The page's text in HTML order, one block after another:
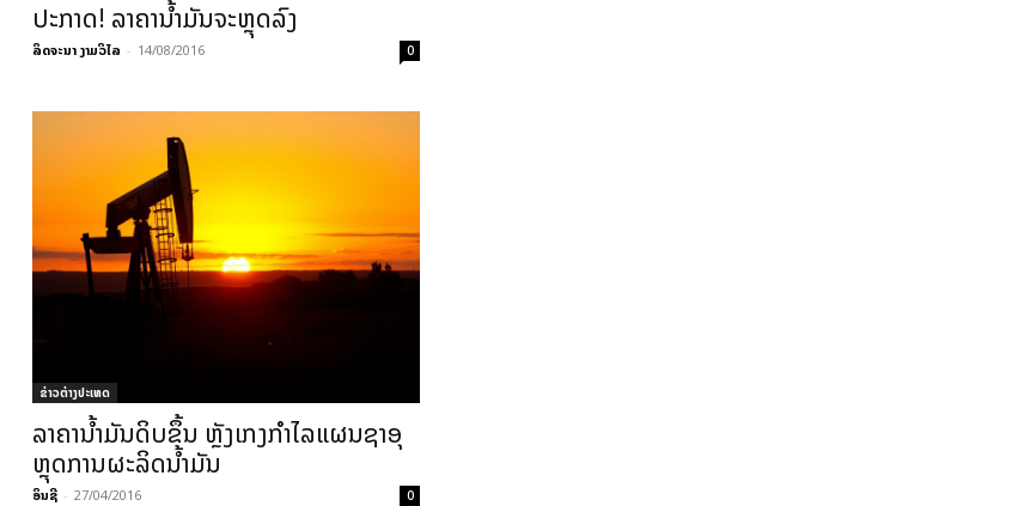
ປະກາດ! ລາຄານໍ້າມັນຈະຫຼຸດລົງ
ລິດຈະນາ ງາມວິໄລ - 14/08/2016 0
ຂ່າວຕ່າງປະເທດ
ລາຄາ​ນໍ້າມັນ​ດິບ​ຂຶ້ນ ຫຼັງ​​ເກງ​ກຳ​ໄລ​ແຜນ​ຊາ​ອຸ​
ຫຼຸດ​ການ​ຜະລິດ​ນໍ້າມັນ
ອິນຊີ - 27/04/2016 0